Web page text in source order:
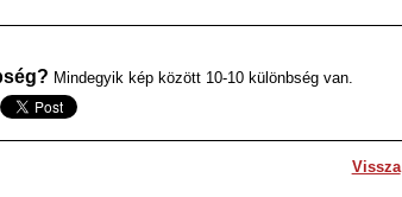
Mindegyik kép között 10-10 különbség van.
Vissza